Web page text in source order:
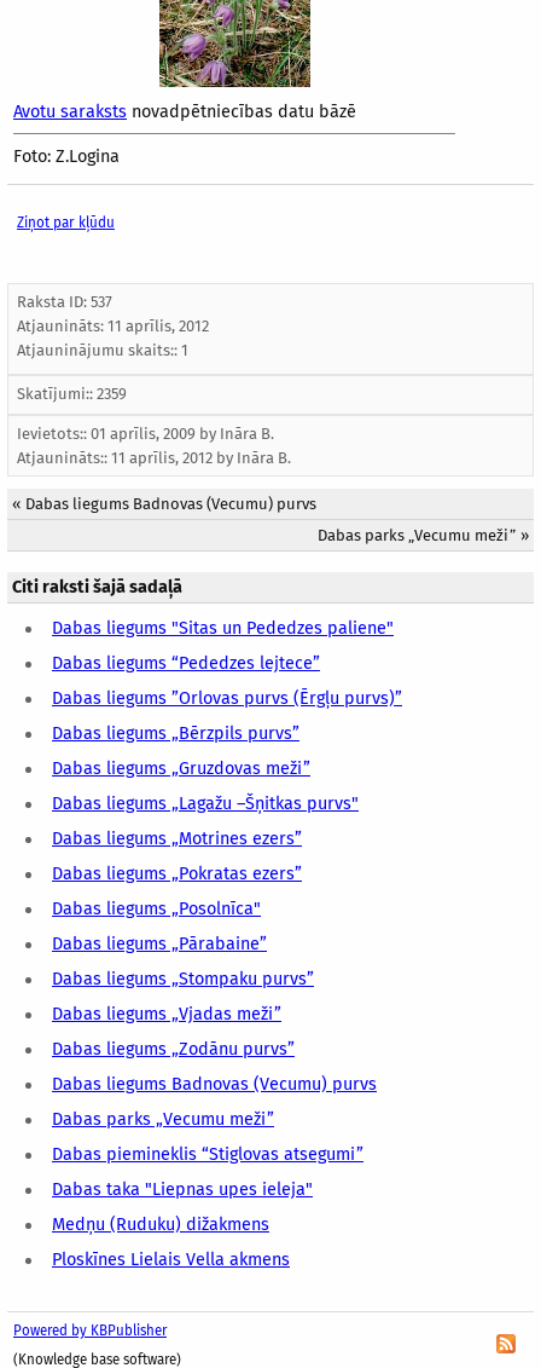
Avotu saraksts novadpētniecības datu bāzē
Foto: Z.Logina
Ziņot par kļūdu
Raksta ID: 537
Atjaunināts: 11 aprīlis, 2012
Atjauninājumu skaits:: 1
Skatījumi:: 2359
Ievietots:: 01 aprīlis, 2009 by Ināra B.
Atjaunināts:: 11 aprīlis, 2012 by Ināra B.
« Dabas liegums Badnovas (Vecumu) purvs
Dabas parks „Vecumu meži” »
Citi raksti šajā sadaļā
Dabas liegums "Sitas un Pededzes paliene"
Dabas liegums “Pededzes lejtece”
Dabas liegums ”Orlovas purvs (Ērgļu purvs)”
Dabas liegums „Bērzpils purvs”
Dabas liegums „Gruzdovas meži”
Dabas liegums „Lagažu –Šņitkas purvs"
Dabas liegums „Motrines ezers”
Dabas liegums „Pokratas ezers”
Dabas liegums „Posolnīca"
Dabas liegums „Pārabaine”
Dabas liegums „Stompaku purvs”
Dabas liegums „Vjadas meži”
Dabas liegums „Zodānu purvs”
Dabas liegums Badnovas (Vecumu) purvs
Dabas parks „Vecumu meži”
Dabas piemineklis “Stiglovas atsegumi”
Dabas taka "Liepnas upes ieleja"
Medņu (Ruduku) dižakmens
Ploskīnes Lielais Vella akmens
Powered by KBPublisher
(Knowledge base software)